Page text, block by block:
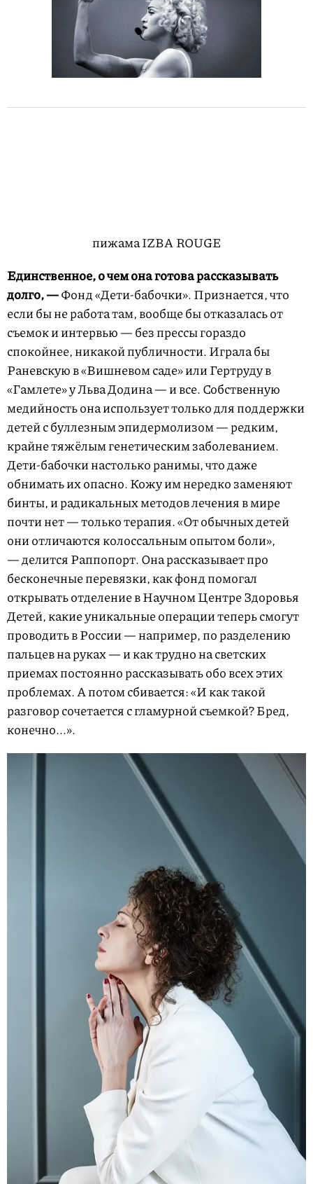
пижама IZBA ROUGE
Единственное, о чем она готова рассказывать
долго, —Фонд «Дети-бабочки». Признается, что
если бы не работа там, вообще бы отказалась от
съемок и интервью — без прессы гораздо
спокойнее, никакой публичности. Играла бы
Раневскую в «Вишневом саде» или Гертруду в
«Гамлете» у Льва Додина — и все. Собственную
медийность она использует только для поддержки
детей с буллезным эпидермолизом — редким,
крайне тяжёлым генетическим заболеванием.
Дети-бабочки настолько ранимы, что даже
обнимать их опасно. Кожу им нередко заменяют
бинты, и радикальных методов лечения в мире
почти нет — только терапия. «От обычных детей
они отличаются колоссальным опытом боли»,
— делится Раппопорт. Она рассказывает про
бесконечные перевязки, как фонд помогал
открывать отделение в Научном Центре Здоровья
Детей, какие уникальные операции теперь смогут
проводить в России — например, по разделению
пальцев на руках — и как трудно на светских
приемах постоянно рассказывать обо всех этих
проблемах. А потом сбивается: «И как такой
разговор сочетается с гламурной съемкой? Бред,
конечно...».